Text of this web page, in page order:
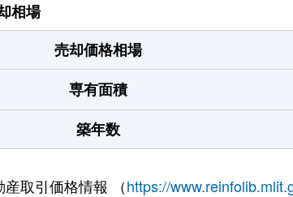
相場
売却価格相場
専有面積
築年数
取引価格情報 （https://